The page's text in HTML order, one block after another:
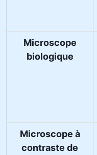
Microscope
biologique
Microscope à
contraste de